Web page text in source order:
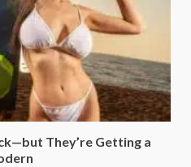
They’re Getting a
contrabando
orden y tranquilidad
proceso electoral
de Santiago
Jesús Romero
Poder Legislativo al